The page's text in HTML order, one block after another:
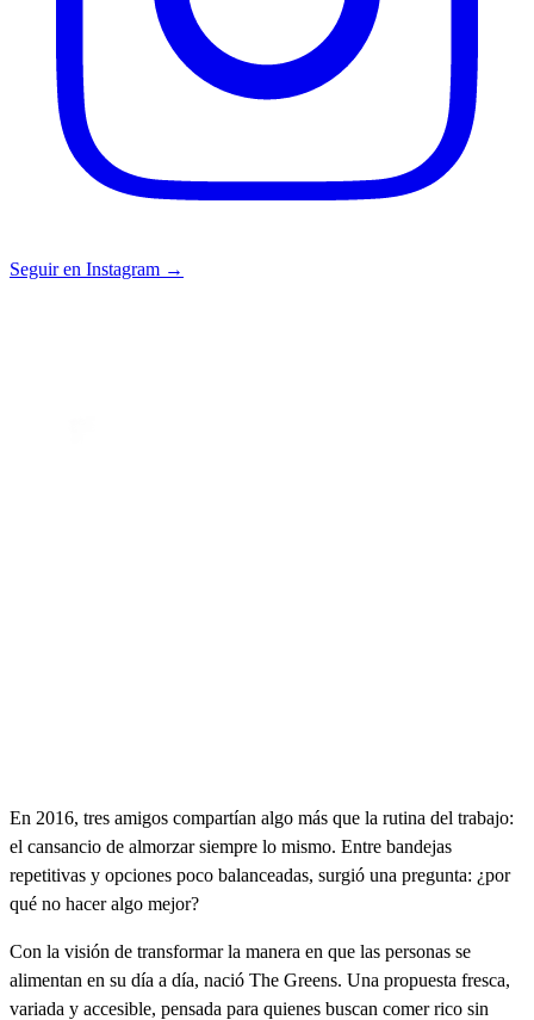
Seguir en Instagram →
En 2016, tres amigos compartían algo más que la rutina del trabajo:
el cansancio de almorzar siempre lo mismo. Entre bandejas
repetitivas y opciones poco balanceadas, surgió una pregunta: ¿por
qué no hacer algo mejor?
Con la visión de transformar la manera en que las personas se
alimentan en su día a día, nació The Greens. Una propuesta fresca,
variada y accesible, pensada para quienes buscan comer rico sin